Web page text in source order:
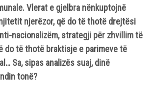
Vlerat e gjelbra nënkuptojnë
njerëzor, që do të thotë drejtësi
nacionalizëm, strategji për zhvillim të
do të thotë braktisje e parimeve të
Sa, sipas analizës suaj, dinë
tonë?